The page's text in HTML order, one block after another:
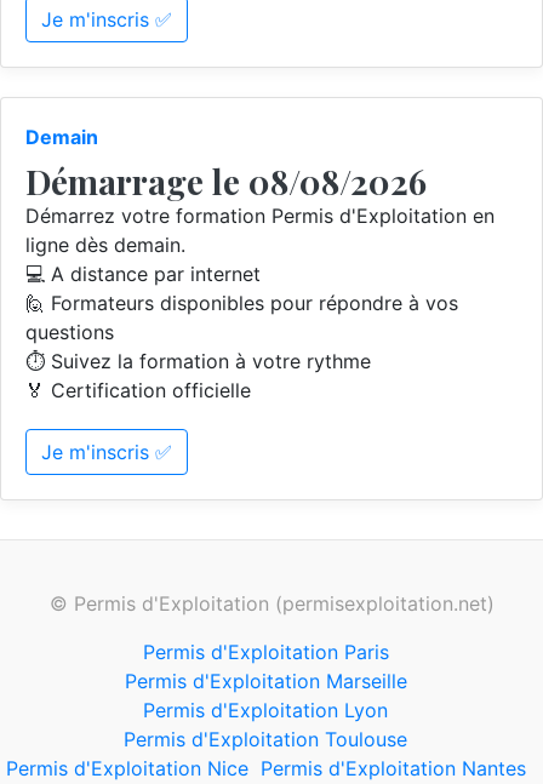
Je m'inscris ✅
Demain
Démarrage le 08/08/2026
Démarrez votre formation Permis d'Exploitation en
ligne dès demain.
💻 A distance par internet
🙋 Formateurs disponibles pour répondre à vos
questions
⏱️ Suivez la formation à votre rythme
🏅 Certification officielle
Je m'inscris ✅
© Permis d'Exploitation (permisexploitation.net)
Permis d'Exploitation Paris
Permis d'Exploitation Marseille
Permis d'Exploitation Lyon
Permis d'Exploitation Toulouse
Permis d'Exploitation Nice Permis d'Exploitation Nantes